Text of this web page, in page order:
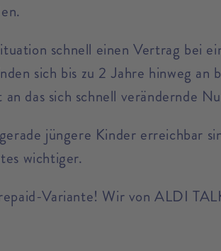
schnell einen Vertrag bei
sich bis zu 2 Jahre hinweg
das sich schnell verändernde
jüngere Kinder
wichtiger.
Variante! Wir von ALDI